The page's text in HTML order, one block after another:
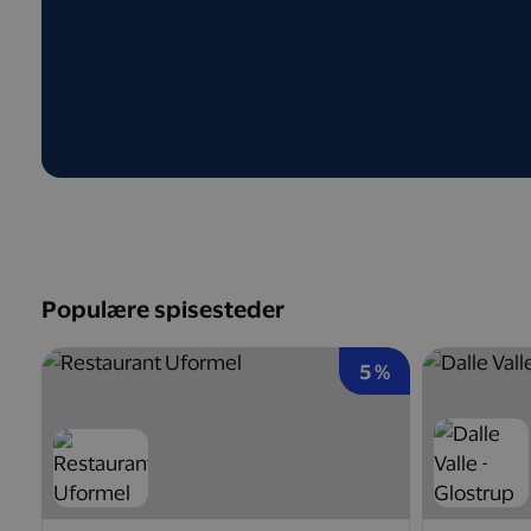
Populære spisesteder
5 %